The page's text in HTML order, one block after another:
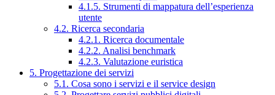
4.1.5. Strumenti di mappatura dell’esperienza
utente
4.2. Ricerca secondaria
4.2.1. Ricerca documentale
4.2.2. Analisi benchmark
4.2.3. Valutazione euristica
5. Progettazione dei servizi
5.1. Cosa sono i servizi e il service design